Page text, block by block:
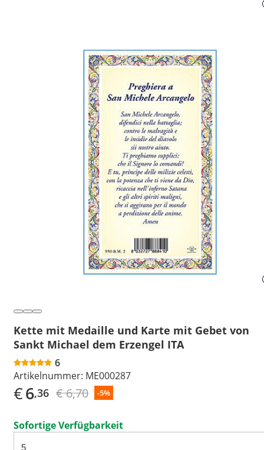
Kette mit Medaille und Karte mit Gebet von
Sankt Michael dem Erzengel ITA
6
Artikelnummer: ME000287
€6,36 € 6,70 -5%
Sofortige Verfügbarkeit